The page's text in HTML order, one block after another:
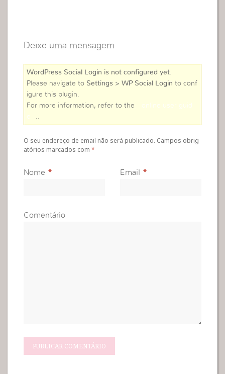
Deixe uma mensagem
WordPress Social Login is not configured yet
Please navigate to Settings > WP Social Login to conf
igure this plugin.
For more information, refer to the
online user guid
e
O seu endereço de email não será publicado. Campos obrig
atórios marcados com*
Nome * Email *
Comentário